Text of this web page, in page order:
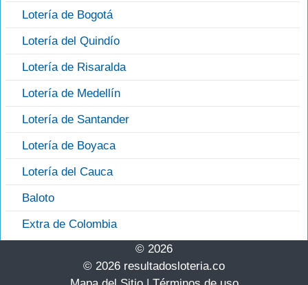
Lotería de Bogotá
Lotería del Quindío
Lotería de Risaralda
Lotería de Medellín
Lotería de Santander
Lotería de Boyaca
Lotería del Cauca
Baloto
Extra de Colombia
© 2026
© 2026 resultadosloteria.co